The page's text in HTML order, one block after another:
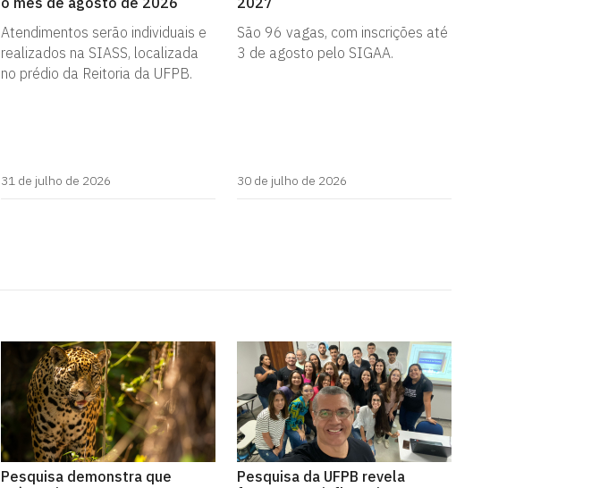
Atendimentos serão individuais e
realizados na SIASS, localizada
no prédio da Reitoria da UFPB.
31 de julho de 2026
São 96 vagas, com inscrições até
3 de agosto pelo SIGAA.
30 de julho de 2026
Pesquisa demonstra que
Pesquisa da UFPB revela